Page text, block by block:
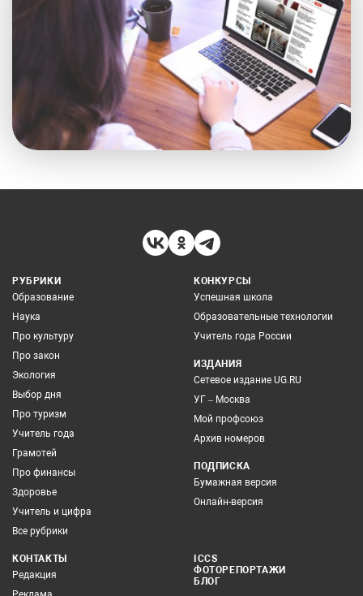
РУБРИКИ
Образование
Наука
Про культуру
Про закон
Экология
Выбор дня
Про туризм
Учитель года
Грамотей
Про финансы
Здоровье
Учитель и цифра
Все рубрики
КОНКУРСЫ
Успешная школа
Образовательные технологии
Учитель года России
ИЗДАНИЯ
Сетевое издание UG.RU
УГ – Москва
Мой профсоюз
Архив номеров
ПОДПИСКА
Бумажная версия
Онлайн-версия
КОНТАКТЫ
Редакция
ICCS
ФОТОРЕПОРТАЖИ
БЛОГ